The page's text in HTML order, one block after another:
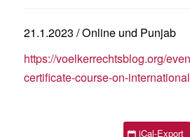
21.1.2023 / Online und Punjab
https://voelkerrechtsblog.org/
certificate-course-on-
iCal-Export